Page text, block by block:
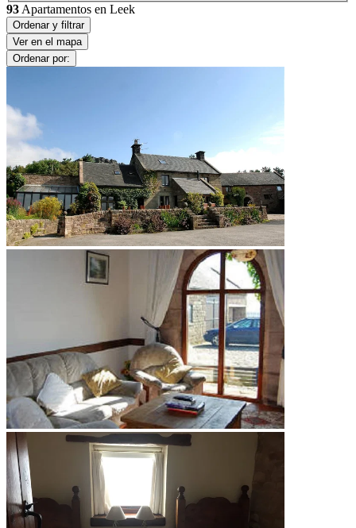
93 Apartamentos en Leek
Ordenar y filtrar
Ver en el mapa
Ordenar por: